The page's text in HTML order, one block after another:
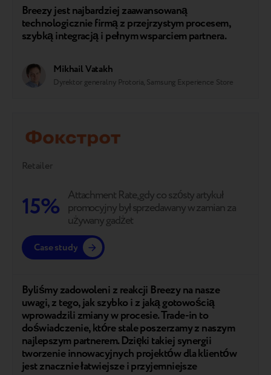
Breezy jest najbardziej zaawansowaną
technologicznie firmą z przejrzystym procesem,
szybką integracją i pełnym wsparciem partnera.
Mikhail Vatakh
Dyrektor generalny Protoria, Samsung Experience Store
Retailer
Byliśmy zadowoleni z reakcji Breezy na nasze
uwagi, z tego, jak szybko i z jaką gotowością
wprowadzili zmiany w procesie. Trade-in to
doświadczenie, które stale poszerzamy z naszym
najlepszym partnerem. Dzięki takiej synergii
tworzenie innowacyjnych projektów dla klientów
jest znacznie łatwiejsze i przyjemniejsze
15% Attachment Rate, gdy co szósty artykuł
promocyjny był sprzedawany w zamian za
używany gadżet
Case study